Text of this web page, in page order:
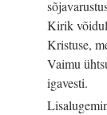
Kirik
Kristuse,
Vaimu
igavesti.